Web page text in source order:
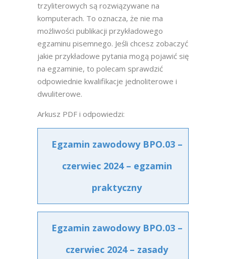
trzyliterowych są rozwiązywane na
komputerach. To oznacza, że nie ma
możliwości publikacji przykładowego
egzaminu pisemnego. Jeśli chcesz zobaczyć
jakie przykładowe pytania mogą pojawić się
na egzaminie, to polecam sprawdzić
odpowiednie kwalifikacje jednoliterowe i
dwuliterowe.
Arkusz PDF i odpowiedzi:
Egzamin zawodowy BPO.03 –
czerwiec 2024 – egzamin
praktyczny
Egzamin zawodowy BPO.03 –
czerwiec 2024 – zasady